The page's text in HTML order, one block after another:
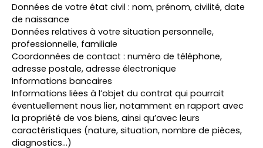
Données de votre état civil : nom, prénom, civilité, date
de naissance
Données relatives à votre situation personnelle,
professionnelle, familiale
Coordonnées de contact : numéro de téléphone,
adresse postale, adresse électronique
Informations bancaires
Informations liées à l’objet du contrat qui pourrait
éventuellement nous lier, notamment en rapport avec
la propriété de vos biens, ainsi qu’avec leurs
caractéristiques (nature, situation, nombre de pièces,
diagnostics…)